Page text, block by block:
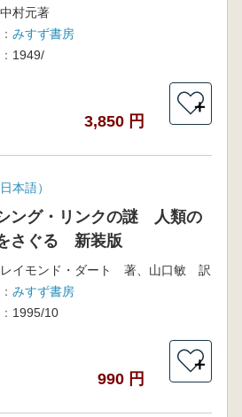
中村元著
みすず書房
1949/
3,850 円
＋
本語）
ング・リンクの謎 人類の
さぐる 新装版
レイモンド・ダート 著、山口敏 訳
みすず書房
1995/10
990 円
＋